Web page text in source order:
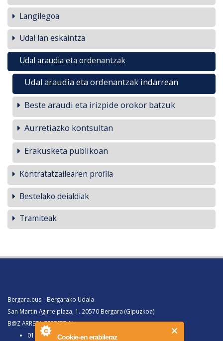
Cookie-en erabileraz
Langilegoa
Udal lan eskaintza
Udal araudia eta ordenantzak
Udal araudia eta ordenantzak indarrean
Beste araudi eta irizpide orokor batzuk
Aurretiazko kontsultan
Erakusketa publikoan
Kontratatzailearen profila
Bestelako deialdiak
Tramiteak
Bergara.eus - Bergarako Udala
San Martin Agirre plaza, 1. 20570 Bergara (Gipuzkoa)
B@Z ARRETA ZERBITZUA:
010, Bergaratik deituz gero